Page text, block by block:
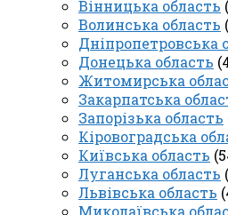
Вінницька область
Волинська область
Дніпропетровська
Донецька область
Житомирська
Закарпатська
Запорізька область
Кіровоградська
Київська область
Луганська область
Львівська область
Миколаївська